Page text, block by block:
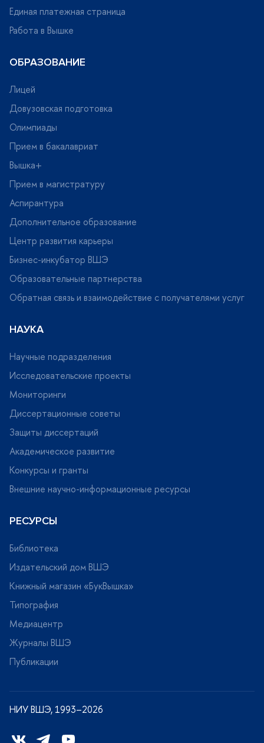
Единая платежная страница
Работа в Вышке
ОБРАЗОВАНИЕ
Лицей
Довузовская подготовка
Олимпиады
Прием в бакалавриат
ышка+
Прием в магистратуру
Аспирантура
Дополнительное образование
Центр развития карьеры
Бизнес-инкубатор ВШЭ
Образовательные партнерства
Обратная связь и взаимодействие с получателями услу
НАУКА
Научные подразделения
Исследовательские проекты
Мониторинги
Диссертационные советы
Защиты диссертаций
Академическое развитие
Конкурсы и гранты
нешние научно-информационные ресурсы
РЕСУРСЫ
Библиотека
Издательский дом ВШЭ
Книжный магазин «БукВышка»
Типография
Медиацентр
Журналы ВШЭ
Публикации
НИУ ВШЭ, 1993–2026